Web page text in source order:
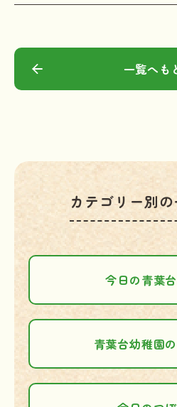
一覧へも
カテゴリー別
今日の青葉
青葉台幼稚園